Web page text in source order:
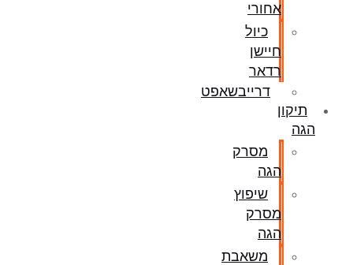
אחורי
כיול
חיישן
רדאר
דרייבשאפט
תיקון
הגה
מסרק
הגה
שיפוץ
מסרק
הגה
משאבת